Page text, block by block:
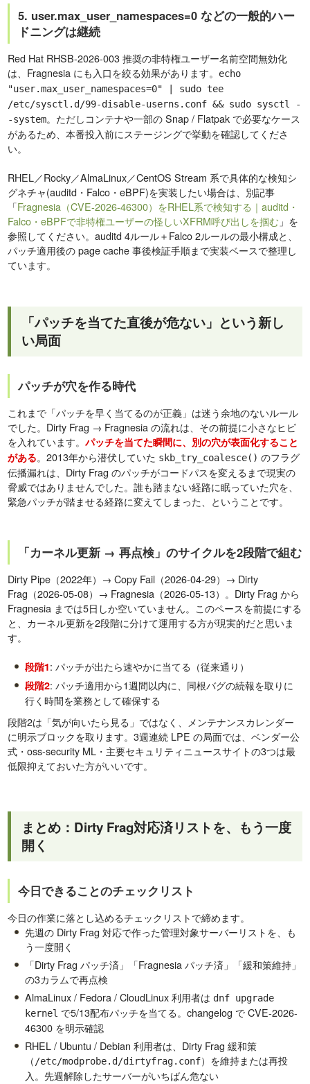
5. user.max_user_namespaces=0 などの一般的ハー
ドニングは継続
Red Hat RHSB-2026-003 推奨の非特権ユーザー名前空間無効化
は、Fragnesia にも入口を絞る効果があります。
echo
"user.max_user_namespaces=0" | sudo tee
/etc/sysctl.d/99-disable-userns.conf && sudo sysctl -
-system。ただしコンテナや一部の Snap / Flatpak で必要なケース
があるため、本番投入前にステージングで挙動を確認してくださ
い。
RHEL／Rocky／AlmaLinux／CentOS Stream 系で具体的な検知シ
グネチャ(auditd・Falco・eBPF)を実装したい場合は、別記事
「Fragnesia（CVE-2026-46300）をRHEL系で検知する｜auditd・
Falco・eBPFで非特権ユーザーの怪しいXFRM呼び出しを掴む 」を
参照してください。auditd 4ルール＋Falco 2ルールの最小構成と、
パッチ適用後の page cache 事後検証手順まで実装ベースで整理し
ています。
「パッチを当てた直後が危ない」という新し
い局面
パッチが穴を作る時代
これまで「パッチを早く当てるのが正義」は迷う余地のないルール
でした。Dirty Frag → Fragnesia の流れは、その前提に小さなヒビ
を入れています。パッチを当てた瞬間に、別の穴が表面化すること
がある。2013年から潜伏していた skb_try_coalesce() のフラグ
伝播漏れは、Dirty Frag のパッチがコードパスを変えるまで現実の
脅威ではありませんでした。誰も踏まない経路に眠っていた穴を、
緊急パッチが踏ませる経路に変えてしまった、ということです。
「カーネル更新 → 再点検」のサイクルを2段階で組む
Dirty Pipe（2022年）→ Copy Fail（2026-04-29）→ Dirty
Frag（2026-05-08）→ Fragnesia（2026-05-13）。Dirty Frag から
Fragnesia までは5日しか空いていません。このペースを前提にする
と、カーネル更新を2段階に分けて運用する方が現実的だと思いま
す。
段階1: パッチが出たら速やかに当てる（従来通り）
段階2: パッチ適用から1週間以内に、同根バグの続報を取りに
行く時間を業務として確保する
段階2は「気が向いたら見る」ではなく、メンテナンスカレンダー
に明示ブロックを取ります。3週連続 LPE の局面では、ベンダー公
式・oss-security ML・主要セキュリティニュースサイトの3つは最
低限抑えておいた方がいいです。
まとめ：Dirty Frag対応済リストを、もう一度
開く
今日できることのチェックリスト
今日の作業に落とし込めるチェックリストで締めます。
先週の Dirty Frag 対応で作った管理対象サーバーリストを、も
う一度開く
「Dirty Frag パッチ済」「Fragnesia パッチ済」「緩和策維持」
の3カラムで再点検
AlmaLinux / Fedora / CloudLinux 利用者は dnf upgrade
kernel で5/13配布パッチを当てる。changelog で CVE-2026-
46300 を明示確認
RHEL / Ubuntu / Debian 利用者は、Dirty Frag 緩和策
（/etc/modprobe.d/dirtyfrag.conf）を維持または再投
入。先週解除したサーバーがいちばん危ない